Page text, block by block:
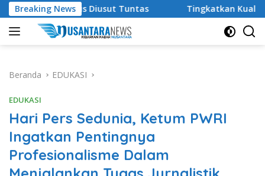
Langsung
ke
konten
Breaking News
Diusut Tuntas Tingkatkan Kualitas Pendidikan ,
Beranda EDUKASI
EDUKASI
Hari Pers Sedunia, Ketum PWRI
Ingatkan Pentingnya
Profesionalisme Dalam